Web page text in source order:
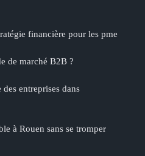
financière pour les pme
de marché B2B ?
des entreprises dans
à Rouen sans se tromper